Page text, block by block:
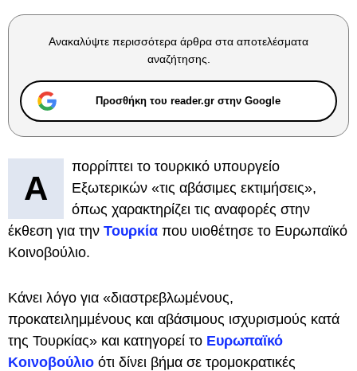
Ανακαλύψτε περισσότερα άρθρα στα αποτελέσματα
αναζήτησης.
Προσθήκη του reader.gr στην Google
Α
πορρίπτει το τουρκικό υπουργείο
Εξωτερικών «τις αβάσιμες εκτιμήσεις»,
όπως χαρακτηρίζει τις αναφορές στην
έκθεση για την Τουρκία που υιοθέτησε το Ευρωπαϊκό
Κοινοβούλιο.
Κάνει λόγο για «διαστρεβλωμένους,
προκατειλημμένους και αβάσιμους ισχυρισμούς κατά
της Τουρκίας» και κατηγορεί το Ευρωπαϊκό
Κοινοβούλιο ότι δίνει βήμα σε τρομοκρατικές